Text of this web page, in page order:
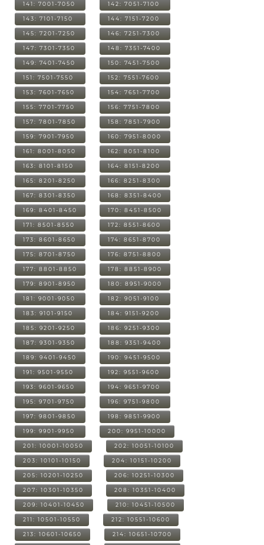
141: 7001-7050 142: 7051-7100
143: 7101-7150 144: 7151-7200
145: 7201-7250 146: 7251-7300
147: 7301-7350 148: 7351-7400
149: 7401-7450 150: 7451-7500
151: 7501-7550 152: 7551-7600
153: 7601-7650 154: 7651-7700
155: 7701-7750 156: 7751-7800
157: 7801-7850 158: 7851-7900
159: 7901-7950 160: 7951-8000
161: 8001-8050 162: 8051-8100
163: 8101-8150 164: 8151-8200
165: 8201-8250 166: 8251-8300
167: 8301-8350 168: 8351-8400
169: 8401-8450 170: 8451-8500
171: 8501-8550 172: 8551-8600
173: 8601-8650 174: 8651-8700
175: 8701-8750 176: 8751-8800
177: 8801-8850 178: 8851-8900
179: 8901-8950 180: 8951-9000
181: 9001-9050 182: 9051-9100
183: 9101-9150 184: 9151-9200
185: 9201-9250 186: 9251-9300
187: 9301-9350 188: 9351-9400
189: 9401-9450 190: 9451-9500
191: 9501-9550 192: 9551-9600
193: 9601-9650 194: 9651-9700
195: 9701-9750 196: 9751-9800
197: 9801-9850 198: 9851-9900
199: 9901-9950 200: 9951-10000
201: 10001-10050 202: 10051-10100
203: 10101-10150 204: 10151-10200
205: 10201-10250 206: 10251-10300
207: 10301-10350 208: 10351-10400
209: 10401-10450 210: 10451-10500
211: 10501-10550 212: 10551-10600
213: 10601-10650 214: 10651-10700